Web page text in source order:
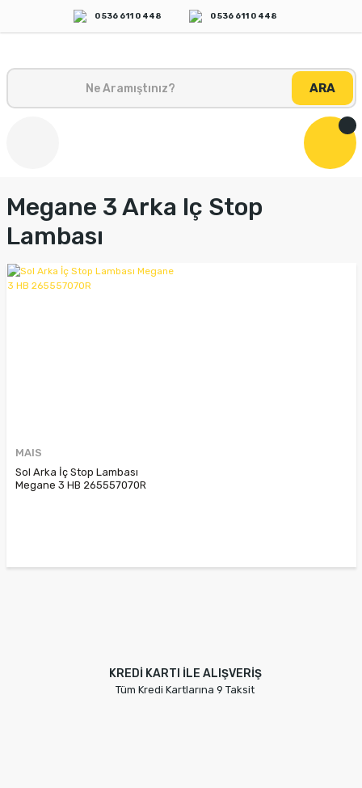
0 536 611 0 448 0 536 611 0 448
ARA
Megane 3 Arka Iç Stop
Lambası
MAIS
Sol Arka İç Stop Lambası
Megane 3 HB 265557070R
KREDİ KARTI İLE ALIŞVERİŞ
Tüm Kredi Kartlarına 9 Taksit